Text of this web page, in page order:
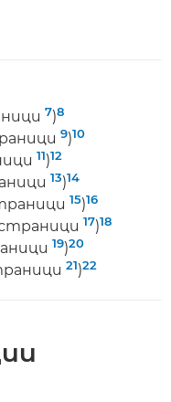
7)8
9)10
11)12
13)14
15)16
17)18
19)20
21)22